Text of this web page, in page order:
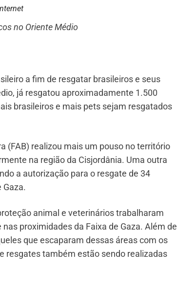
no Oriente Médio
a fim de resgatar brasileiros e seus
já resgatou aproximadamente 1.500
brasileiros e mais pets sejam resgatados
(FAB) realizou mais um pouso no território
na região da Cisjordânia. Uma outra
a autorização para o resgate de 34
animal e veterinários trabalharam
proximidades da Faixa de Gaza. Além de
que escaparam dessas áreas com os
resgates também estão sendo realizadas